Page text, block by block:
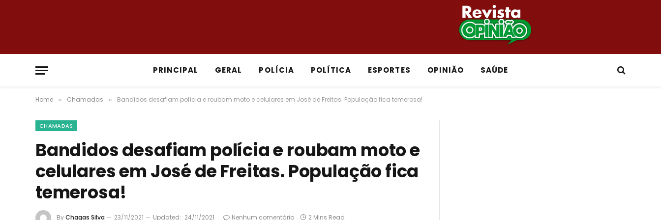
PRINCIPAL GERAL POLÍCIA POLÍTICA ESPORTES OPINIÃO SAÚDE
Home » Chamadas » Bandidos desafiam polícia e roubam moto e celulares em José de Freitas. População fica temerosa!
CHAMADAS
Bandidos desafiam polícia e roubam moto e
celulares em José de Freitas. População fica
temerosa!
ByChagas Silva 23/11/2021 Updated: 24/11/2021 Nenhum comentário 2 Mins Read